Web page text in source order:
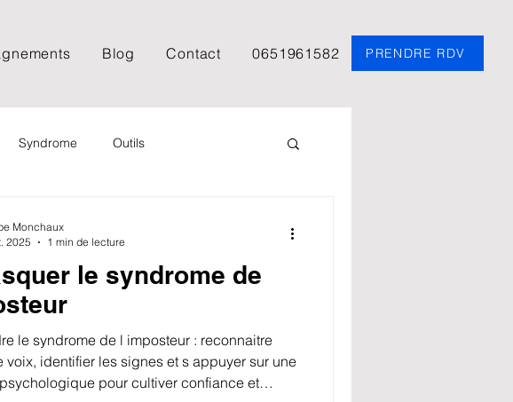
Blog Contact 0651961582 PRENDRE RDV
Syndrome Outils
Podcast Carl Gustav Jung
Spiritualité Science de la fiction
le syndrome de
le syndrome de l imposteur : reconnaitre
voix, identifier les signes et s appuyer sur une
pour cultiver confiance et
Monchaux
2025
1 min de lecture